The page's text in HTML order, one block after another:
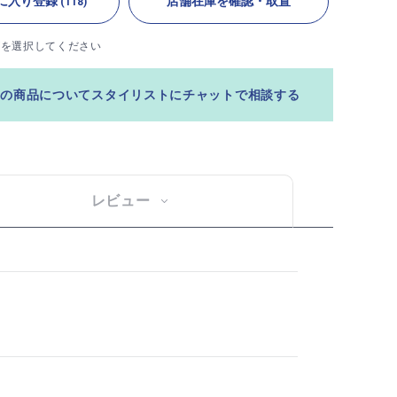
選択してください
商品についてスタイリストにチャットで相談する
レビュー